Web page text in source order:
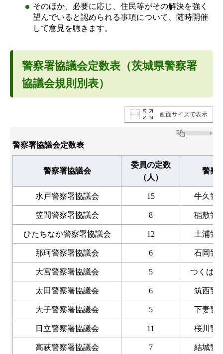
そのほか、必要に応じ、住民等がその解決を強く
望んでいると認められる事項について、随時開催
して意見を聴きます。
警察署協議会定数表（茨城県警察署
協議会規則別表）
画面サイズで表示
警察署協議会定数表
警察署協議会
委員の定数
（人）
警察
水戸警察署協議会 15 牛久警
笠間警察署協議会 8 稲敷警
ひたちなか警察署協議会 12 土浦警
那珂警察署協議会 6 石岡警
大宮警察署協議会 5 つくば
太田警察署協議会 6 筑西警
大子警察署協議会 5 下妻警
日立警察署協議会 11 桜川警
高萩警察署協議会 7 結城警